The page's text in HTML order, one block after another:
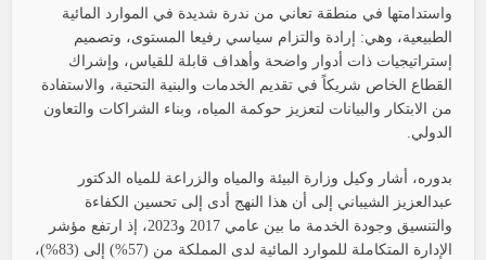
واستدامتها في منطقة تعاني من ندرة شديدة في الموارد المائية
الطبيعية، وهي: إرادة والتزام سياسي رفيعا المستوى، وتصميم
إستراتيجيات ذات أدوار واضحة وأهداف قابلة للقياس، وإشراك
القطاع الخاص شريكاً في تقديم الخدمات والبنية التحتية، والاستفادة
من الابتكار والبيانات لتعزيز حوكمة المياه، وبناء الشراكات والتعاون
الدولي.
بدوره، أشار وكيل وزارة البيئة والمياه والزراعة للمياه الدكتور
عبدالعزيز الشيباني إلى أن هذا النهج أدى إلى تحسين الكفاءة
والتنسيق وجودة الخدمة ما بين عامي 2017 و2023، إذ ارتفع مؤشر
الإدارة المتكاملة للموارد المائية لدى المملكة من (57%) إلى (83%)،